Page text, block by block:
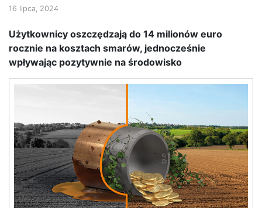
16 lipca, 2024
Użytkownicy oszczędzają do 14 milionów euro
rocznie na kosztach smarów, jednocześnie
wpływając pozytywnie na środowisko